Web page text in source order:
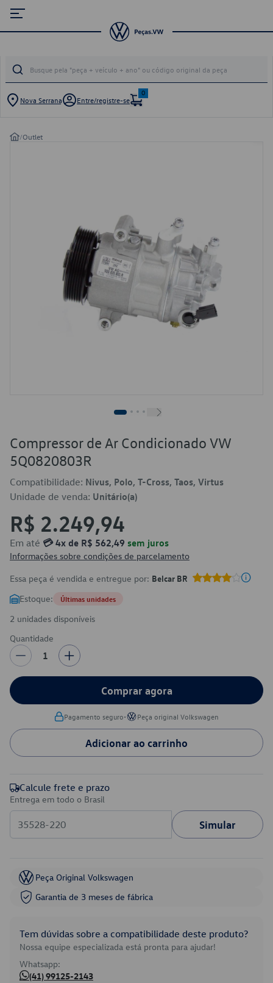
Nova Serrana Entre/registre-se
0
/Outlet
Compressor de Ar Condicionado VW
5Q0820803R
Compatibilidade: Nivus, Polo, T-Cross, Taos, Virtus
Unidade de venda: Unitário(a)
R$ 2.249,94
Em até 💳 4x de R$ 562,49 sem juros
Informações sobre condições de parcelamento
Essa peça é vendida e entregue por: Belcar BR
Estoque: Últimas unidades
2 unidades disponíveis
Quantidade
1
Comprar agora
Pagamento seguro• Peça original Volkswagen
Adicionar ao carrinho
Calcule frete e prazo
Entrega em todo o Brasil
Simular
Peça Original Volkswagen
Garantia de 3 meses de fábrica
Tem dúvidas sobre a compatibilidade deste produto?
Nossa equipe especializada está pronta para ajudar!
Whatsapp:
(41) 99125-2143